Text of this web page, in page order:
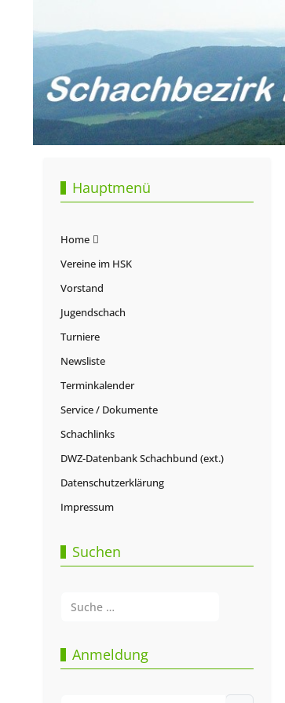
Hauptmenü
Home
Vereine im HSK
Vorstand
Jugendschach
Turniere
Newsliste
Terminkalender
Service / Dokumente
Schachlinks
DWZ-Datenbank Schachbund (ext.)
Datenschutzerklärung
Impressum
Suchen
Anmeldung